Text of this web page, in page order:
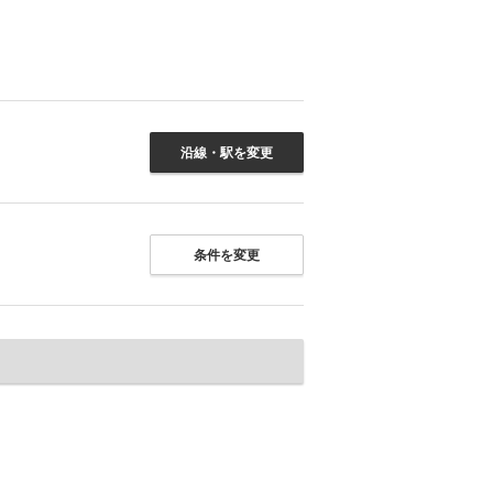
沿線・駅を変更
条件を変更